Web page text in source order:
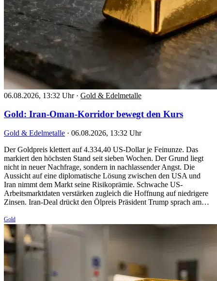
06.08.2026, 13:32 Uhr · Gold & Edelmetalle
Gold: Iran-Oman-Korridor bewegt den Kurs
Gold & Edelmetalle · 06.08.2026, 13:32 Uhr
Der Goldpreis klettert auf 4.334,40 US-Dollar je Feinunze. Das
markiert den höchsten Stand seit sieben Wochen. Der Grund liegt
nicht in neuer Nachfrage, sondern in nachlassender Angst. Die
Aussicht auf eine diplomatische Lösung zwischen den USA und
Iran nimmt dem Markt seine Risikoprämie. Schwache US-
Arbeitsmarktdaten verstärken zugleich die Hoffnung auf niedrigere
Zinsen. Iran-Deal drückt den Ölpreis Präsident Trump sprach am…
Gold